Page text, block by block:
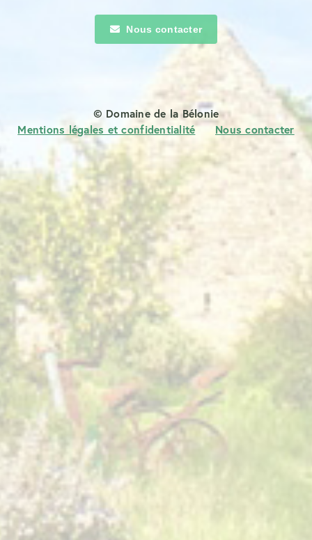
Nous contacter
© Domaine de la Bélonie
Mentions légales et confidentialité
Nous contacter